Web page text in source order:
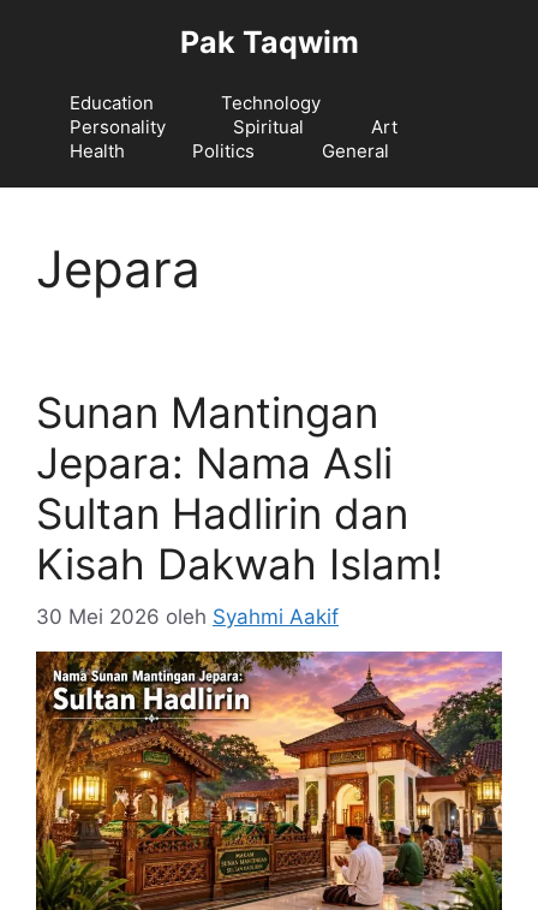
Pak Taqwim
Education
Technology
Personality
Spiritual
Art
Health
Politics General
Jepara
Sunan Mantingan
Jepara: Nama Asli
Sultan Hadlirin dan
Kisah Dakwah Islam!
30 Mei 2026 oleh Syahmi Aakif